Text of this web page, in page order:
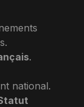
.
national.